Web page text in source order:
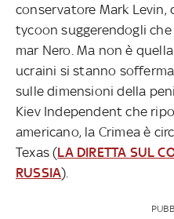
conservatore Mark
tycoon suggerendogli
mar Nero. Ma non è
ucraini si stanno
sulle dimensioni della
Kiev Independent che
americano, la Crimea è
Texas (LA DIRETTA SUL
RUSSIA).